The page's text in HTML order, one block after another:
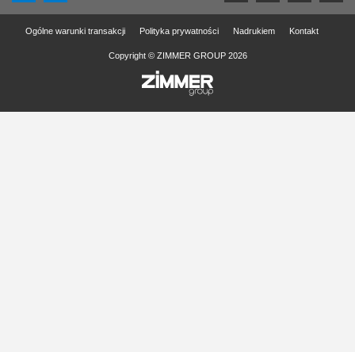
Ogólne warunki transakcji Polityka prywatności Nadrukiem Kontakt
Copyright © ZIMMER GROUP 2026